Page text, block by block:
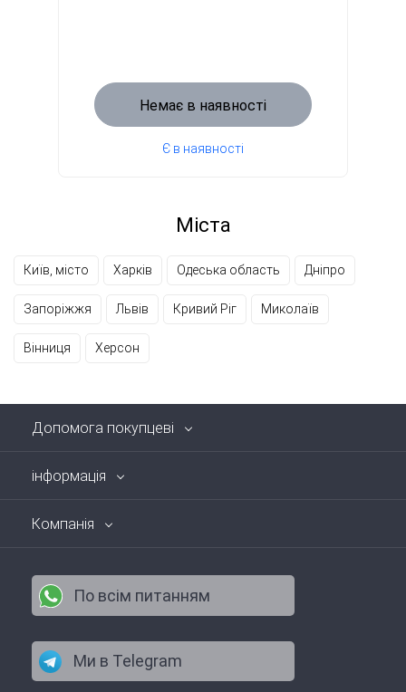
Немає в наявності
Є в наявності
Міста
Київ, місто Харків Одеська область Дніпро
Запоріжжя Львів Кривий Ріг Миколаїв
Вінниця Херсон
Допомога покупцеві
інформація
Компанія
По всім питанням
Ми в Telegram